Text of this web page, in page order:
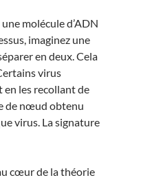
molécule d’ADN
imaginez une
en deux. Cela
virus
en les recollant de
de nœud obtenu
virus. La signature
cœur de la théorie